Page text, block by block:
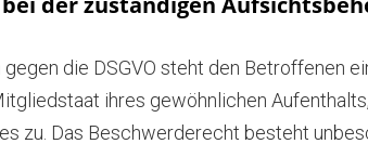
gegen die DSGVO steht den Betroffenen
ihres gewöhnlichen
zu. Das Beschwerderecht besteht